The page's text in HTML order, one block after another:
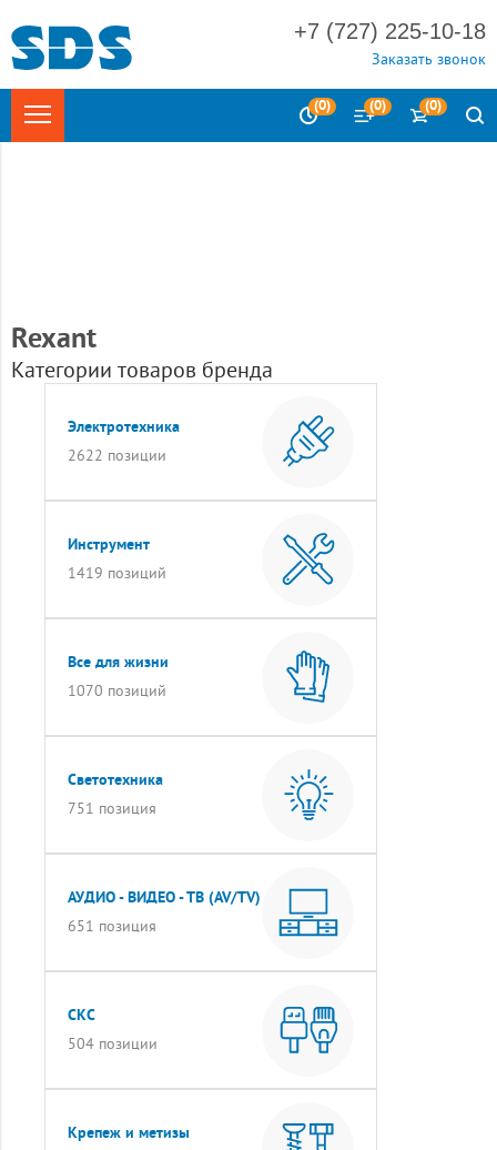
+7 (727) 225-10-18
Заказать звонок
(0) (0) (0)
Rexant
Категории товаров бренда
Электротехника
2622 позиции
Инструмент
1419 позиций
Все для жизни
1070 позиций
Светотехника
751 позиция
АУДИО - ВИДЕО - ТВ (AV/TV)
651 позиция
СКС
504 позиции
Крепеж и метизы